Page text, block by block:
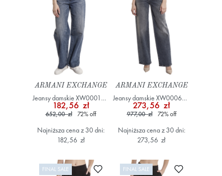
ARMANI EXCHANGE
Jeansy damskie XW000100
AF12845 Niebieski
182,56 zł
652,00 zł 72%off
Najniższa cena z 30 dni:
182,56 zł
ARMANI EXCHANGE
Jeansy damskie XW000630
AF12871 Niebieski
273,56 zł
977,00 zł 72%off
Najniższa cena z 30 dni:
273,56 zł
FINAL SALE Dodaj do ulubionych
FINAL SALE Dodaj do